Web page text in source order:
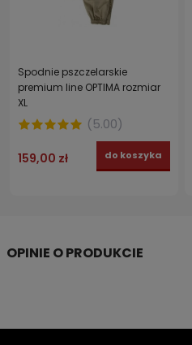
Spodnie pszczelarskie
premium line OPTIMA rozmiar
XL
(5.00)
159,00 zł do koszyka